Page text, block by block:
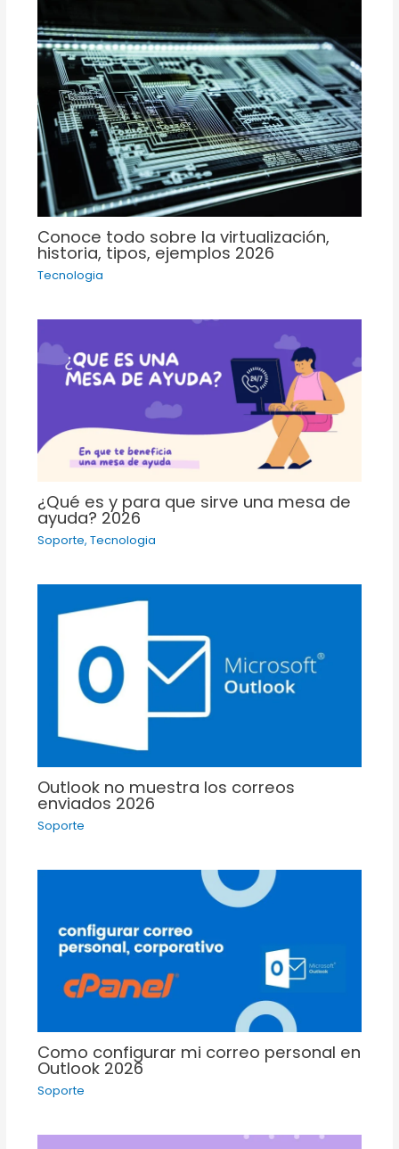
Conoce todo sobre la virtualización,
historia, tipos, ejemplos 2026
Tecnologia
¿Qué es y para que sirve una mesa de
ayuda? 2026
Soporte, Tecnologia
Outlook no muestra los correos
enviados 2026
Soporte
Como configurar mi correo personal en
Outlook 2026
Soporte